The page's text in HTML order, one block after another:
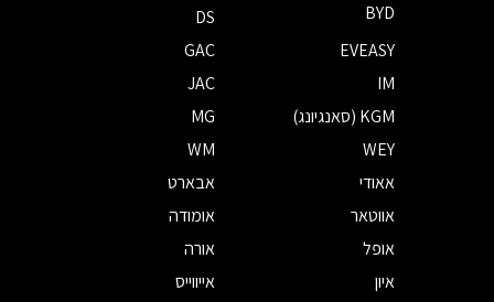
BYD
DS
EVEASY
GAC
IM
JAC
KGM (סאנגיונג)
MG
WEY
WM
אאודי
אבארט
אווטאר
אומודה
אופל
אורה
איון
אייווייס